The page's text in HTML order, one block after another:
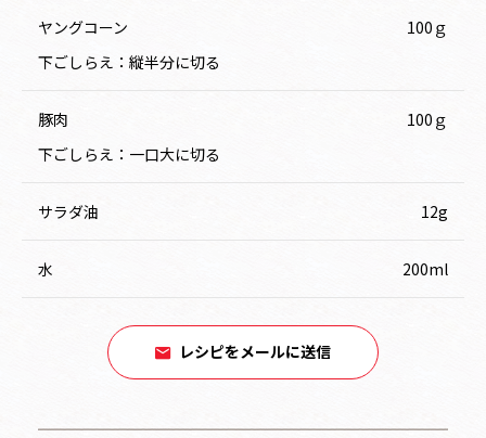
ヤングコーン
100ｇ
下ごしらえ：縦半分に切る
豚肉
100ｇ
下ごしらえ：一口大に切る
サラダ油 12g
水 200ml
レシピをメールに送信